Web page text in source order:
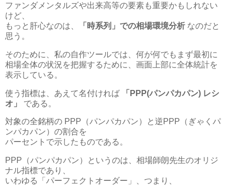
ファンダメンタルズや出来高等の要素も重要かもしれない
けど、
もっと肝心なのは、
「時系列」での相場環境分析 なのだと
思う。
そのために、私の自作ツールでは、何が何でもまず最初に
相場全体の状況を把握するために、画面上部に全体統計を
表示している。
使う指標は、あえて名付ければ
「PPP(パンパカパン) レシ
オ」
である。
対象の全銘柄の PPP（パンパカパン）と逆PPP（ぎゃくパ
ンパカパン）の割合を
パーセントで示したものである。
PPP（パンパカパン）というのは、相場師朗先生のオリジ
ナル指標であり、
いわゆる「パーフェクトオーダー」、つまり、